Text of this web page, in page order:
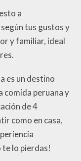
a
tus gustos y
y familiar, ideal
es un destino
comida peruana y
de 4
como en casa,
te lo pierdas!